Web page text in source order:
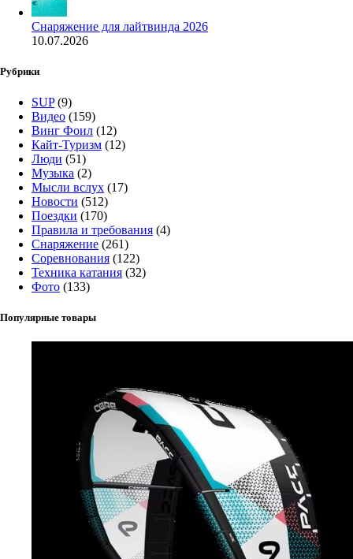
Снаряжение для лайтвинда 2026
10.07.2026
Рубрики
SUP(9)
Видео (159)
Винг Фоил (12)
Кайт-Туризм (12)
Люди (51)
Музыка (2)
Мысли вслух (17)
Новости (512)
Поездки (170)
Правила и требования (4)
Снаряжение (261)
Соревнования (122)
Техника катания (32)
Фото (133)
Популярные товары